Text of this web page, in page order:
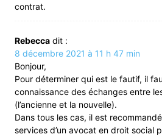
contrat.
Rebecca dit :
8 décembre 2021 à 11 h 47 min
Bonjour,
Pour déterminer qui est le fautif, il
connaissance des échanges entre
(l’ancienne et la nouvelle).
Dans tous les cas, il est
services d’un avocat en droit social